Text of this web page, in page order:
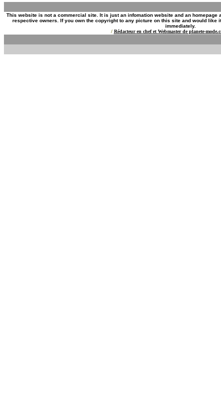
This website is not a commercial site. It is just an infomation website and an
respective owners. If you own the copyright to any picture on this site and would like
immediately.
/ Rédacteur en chef et Webmaster de planete-